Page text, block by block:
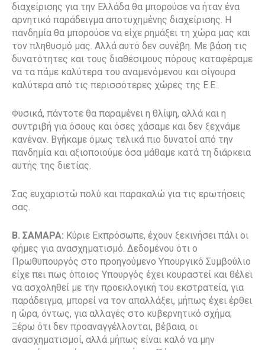
διαχείρισης για την Ελλάδα θα μπορούσε να ήταν ένα
αρνητικό παράδειγμα αποτυχημένης διαχείρισης. Η
πανδημία θα μπορούσε να είχε ρημάξει τη χώρα μας και
τον πληθυσμό μας. Αλλά αυτό δεν συνέβη. Με βάση τις
δυνατότητες και τους διαθέσιμους πόρους καταφέραμε
να τα πάμε καλύτερα του αναμενόμενου και σίγουρα
καλύτερα από τις περισσότερες χώρες της Ε.Ε..
Φυσικά, πάντοτε θα παραμένει η θλίψη, αλλά και η
συντριβή για όσους και όσες χάσαμε και δεν ξεχνάμε
κανέναν. Βγήκαμε όμως τελικά πιο δυνατοί από την
πανδημία και αξιοποιούμε όσα μάθαμε κατά τη διάρκεια
αυτής της διετίας.
Σας ευχαριστώ πολύ και παρακαλώ για τις ερωτήσεις
σας.
Β. ΣΑΜΑΡΑ: Κύριε Εκπρόσωπε, έχουν ξεκινήσει πάλι οι
φήμες για ανασχηματισμό. Δεδομένου ότι ο
Πρωθυπουργός στο προηγούμενο Υπουργικό Συμβούλιο
είχε πει πως όποιος Υπουργός έχει κουραστεί και θέλει
να ασχοληθεί με την προεκλογική του εκστρατεία, για
παράδειγμα, μπορεί να τον απαλλάξει, μήπως έχει έρθει
η ώρα, όντως, για αλλαγές στο κυβερνητικό σχήμα;
Ξέρω ότι δεν προαναγγέλλονται, βέβαια, οι
ανασχηματισμοί, αλλά μήπως είναι καλό να μην